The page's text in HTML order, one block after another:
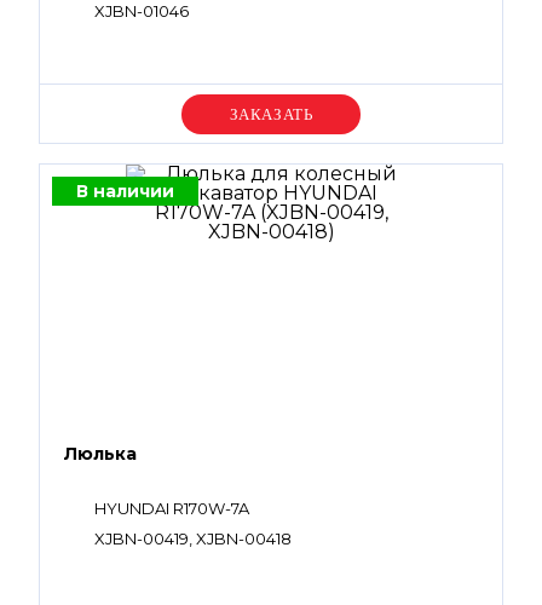
XJBN-01046
Уточняйте цену
В наличии
Люлька
HYUNDAI R170W-7A
XJBN-00419, XJBN-00418